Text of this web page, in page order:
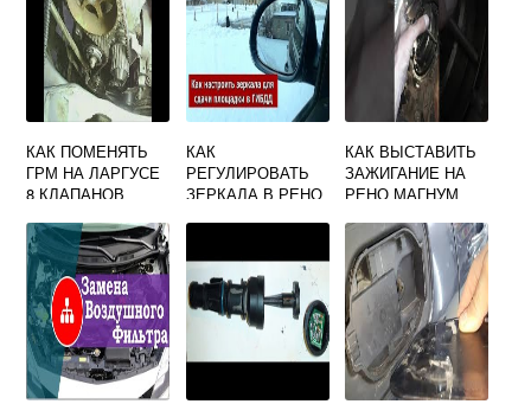
КАК ПОМЕНЯТЬ
ГРМ НА ЛАРГУСЕ
8 КЛАПАНОВ
КАК
РЕГУЛИРОВАТЬ
ЗЕРКАЛА В РЕНО
КАК ВЫСТАВИТЬ
ЗАЖИГАНИЕ НА
РЕНО МАГНУМ